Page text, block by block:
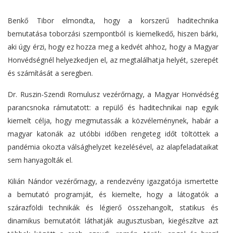
Benkő Tibor elmondta, hogy a korszerű haditechnika
bemutatása toborzási szempontból is kiemelkedő, hiszen bárki,
aki úgy érzi, hogy ez hozza meg a kedvét ahhoz, hogy a Magyar
Honvédségnél helyezkedjen el, az megtalálhatja helyét, szerepét
és számítását a seregben.
Dr. Ruszin-Szendi Romulusz vezérőrnagy, a Magyar Honvédség
parancsnoka rámutatott: a repülő és haditechnikai nap egyik
kiemelt célja, hogy megmutassák a közvéleménynek, habár a
magyar katonák az utóbbi időben rengeteg időt töltöttek a
pandémia okozta válsághelyzet kezelésével, az alapfeladataikat
sem hanyagolták el.
Kilián Nándor vezérőrnagy, a rendezvény igazgatója ismertette
a bemutató programját, és kiemelte, hogy a látogatók a
szárazföldi technikák és légierő összehangolt, statikus és
dinamikus bemutatóit láthatják augusztusban, kiegészítve azt